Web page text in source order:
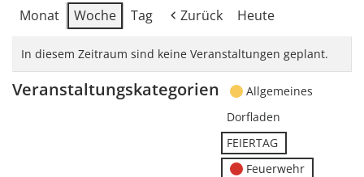
Monat Woche Tag Zurück Heute
In diesem Zeitraum sind keine Veranstaltungen geplant.
Veranstaltungskategorien
Allgemeines
Dorfladen
FEIERTAG
Feuerwehr